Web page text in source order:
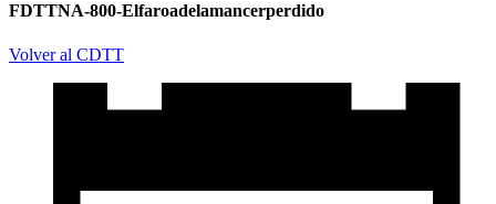
FDTTNA-800-Elfaroadelamancerperdido
Volver al CDTT